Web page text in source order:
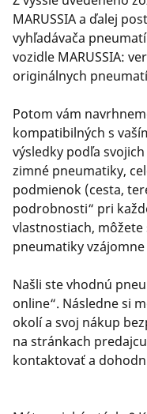
MARUSSIA a ďalej
vyhľadávača
vozidle MARUSSIA:
originálnych
Potom vám
kompatibilných s
výsledky podľa
zimné pneumatiky,
podmienok (cesta,
podrobnosti“ pri
vlastnostiach,
pneumatiky
Našli ste vhodnú
online“. Následne si
okolí a svoj nákup
na stránkach
kontaktovať a